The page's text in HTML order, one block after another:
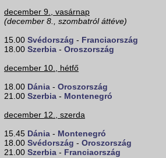
december 9., vasárnap
(december 8., szombatról áttéve)
15.00 Svédország - Franciaország
18.00 Szerbia - Oroszország
december 10., hétfő
18.00 Dánia - Oroszország
21.00 Szerbia - Montenegró
december 12., szerda
15.45 Dánia - Montenegró
18.00 Svédország - Oroszország
21.00 Szerbia - Franciaország